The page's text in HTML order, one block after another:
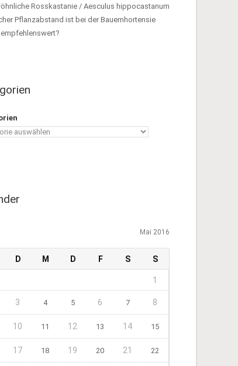
Rosskastanie / Aesculus hippocastanum
Pflanzabstand ist bei der Bauernhortensie
empfehlenswert?
Mai 2016
D M D F S S
1
3 4 5 6 7 8
10 11 12 13 14 15
17 18 19 20 21 22